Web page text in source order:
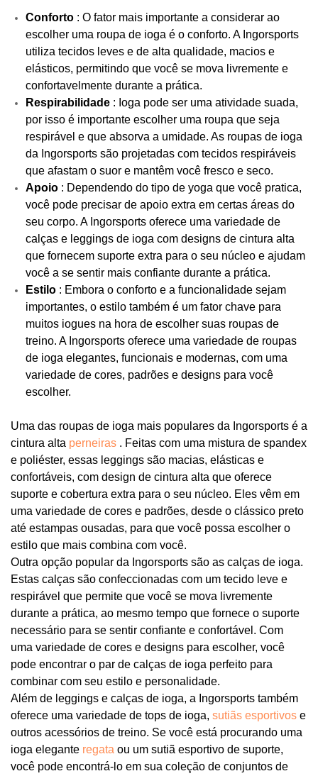
Conforto : O fator mais importante a considerar ao
escolher uma roupa de ioga é o conforto. A Ingorsports
utiliza tecidos leves e de alta qualidade, macios e
elásticos, permitindo que você se mova livremente e
confortavelmente durante a prática.
Respirabilidade : Ioga pode ser uma atividade suada,
por isso é importante escolher uma roupa que seja
respirável e que absorva a umidade. As roupas de ioga
da Ingorsports são projetadas com tecidos respiráveis ​​
que afastam o suor e mantêm você fresco e seco.
Apoio : Dependendo do tipo de yoga que você pratica,
você pode precisar de apoio extra em certas áreas do
seu corpo. A Ingorsports oferece uma variedade de
calças e leggings de ioga com designs de cintura alta
que fornecem suporte extra para o seu núcleo e ajudam
você a se sentir mais confiante durante a prática.
Estilo : Embora o conforto e a funcionalidade sejam
importantes, o estilo também é um fator chave para
muitos iogues na hora de escolher suas roupas de
treino. A Ingorsports oferece uma variedade de roupas
de ioga elegantes, funcionais e modernas, com uma
variedade de cores, padrões e designs para você
escolher.
Uma das roupas de ioga mais populares da Ingorsports é a
cintura alta perneiras . Feitas com uma mistura de spandex
e poliéster, essas leggings são macias, elásticas e
confortáveis, com design de cintura alta que oferece
suporte e cobertura extra para o seu núcleo. Eles vêm em
uma variedade de cores e padrões, desde o clássico preto
até estampas ousadas, para que você possa escolher o
estilo que mais combina com você.
Outra opção popular da Ingorsports são as calças de ioga.
Estas calças são confeccionadas com um tecido leve e
respirável que permite que você se mova livremente
durante a prática, ao mesmo tempo que fornece o suporte
necessário para se sentir confiante e confortável. Com
uma variedade de cores e designs para escolher, você
pode encontrar o par de calças de ioga perfeito para
combinar com seu estilo e personalidade.
Além de leggings e calças de ioga, a Ingorsports também
oferece uma variedade de tops de ioga, sutiãs esportivos e
outros acessórios de treino. Se você está procurando uma
ioga elegante regata ou um sutiã esportivo de suporte,
você pode encontrá-lo em sua coleção de conjuntos de